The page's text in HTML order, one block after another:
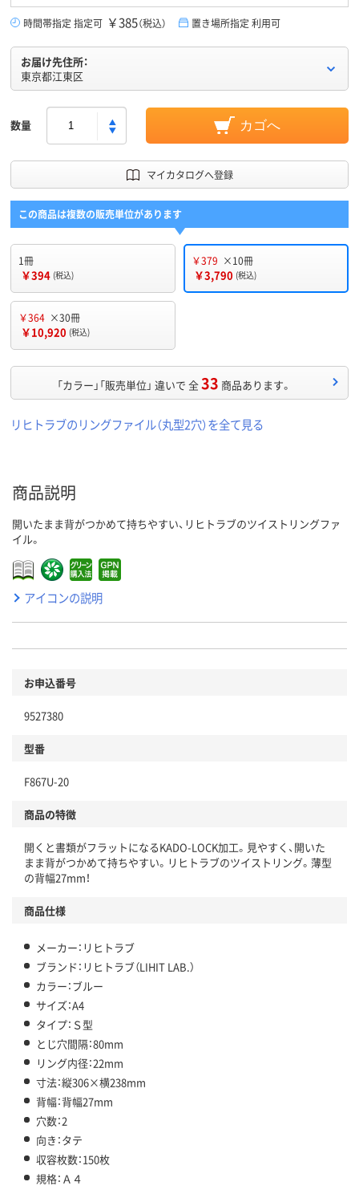
時間帯指定 指定可 ￥385（税込） 置き場所指定 利用可
お届け先住所：
東京都江東区
数量 カゴへ
マイカタログへ登録
この商品は複数の販売単位があります
1冊
￥394 (税込)
￥379 ×10冊
￥3,790 (税込)
￥364 ×30冊
￥10,920 (税込)
「カラー」「販売単位」 違いで 全33 商品あります。
リヒトラブのリングファイル（丸型2穴）を全て見る
商品説明
開いたまま背がつかめて持ちやすい、リヒトラブのツイストリングファ
イル。
アイコンの説明
お申込番号
9527380
型番
F867U-20
商品の特徴
開くと書類がフラットになるKADO-LOCK加工。見やすく、開いた
まま背がつかめて持ちやすい。リヒトラブのツイストリング。薄型
の背幅27mm！
商品仕様
メーカー：リヒトラブ
ブランド：リヒトラブ（LIHIT LAB.）
カラー：ブルー
サイズ：A4
タイプ：Ｓ型
とじ穴間隔：80mm
リング内径：22mm
寸法：縦306×横238mm
背幅：背幅27mm
穴数：2
向き：タテ
収容枚数：150枚
規格：Ａ４